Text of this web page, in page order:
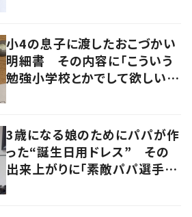
小4の息子に渡したおこづかい
明細書 その内容に「こういう
勉強小学校とかでして欲しい」
3歳になる娘のためにパパが作
った“誕生日用ドレス” その
出来上がりに「素敵パパ選手権